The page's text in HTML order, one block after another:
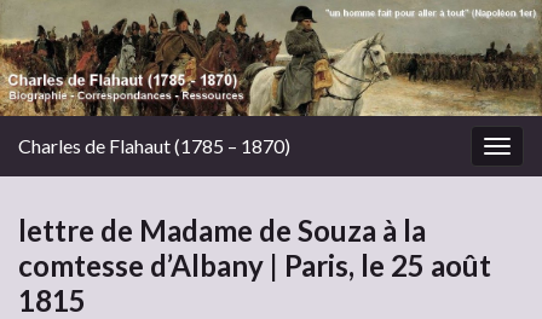
Charles de Flahaut (1785 – 1870)
lettre de Madame de Souza à la
comtesse d’Albany | Paris, le 25 août
1815